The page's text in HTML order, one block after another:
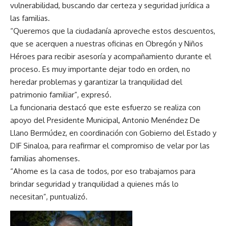
vulnerabilidad, buscando dar certeza y seguridad jurídica a
las familias.
“Queremos que la ciudadanía aproveche estos descuentos,
que se acerquen a nuestras oficinas en Obregón y Niños
Héroes para recibir asesoría y acompañamiento durante el
proceso. Es muy importante dejar todo en orden, no
heredar problemas y garantizar la tranquilidad del
patrimonio familiar”, expresó.
La funcionaria destacó que este esfuerzo se realiza con
apoyo del Presidente Municipal, Antonio Menéndez De
Llano Bermúdez, en coordinación con Gobierno del Estado y
DIF Sinaloa, para reafirmar el compromiso de velar por las
familias ahomenses.
“Ahome es la casa de todos, por eso trabajamos para
brindar seguridad y tranquilidad a quienes más lo
necesitan”, puntualizó.